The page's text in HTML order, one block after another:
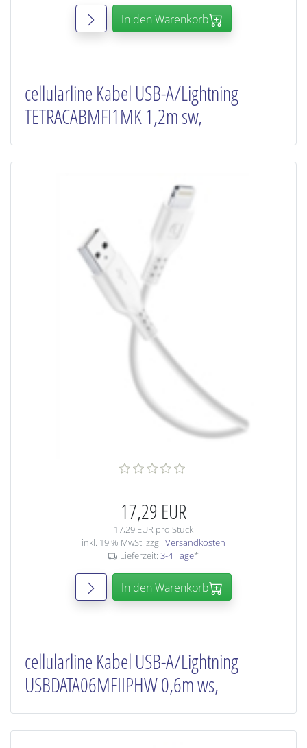
In den Warenkorb
cellularline Kabel USB-A/Lightning
TETRACABMFI1MK 1,2m sw,
17,29 EUR
17,29 EUR pro Stück
inkl. 19 % MwSt. zzgl. Versandkosten
Lieferzeit: 3-4 Tage*
In den Warenkorb
cellularline Kabel USB-A/Lightning
USBDATA06MFIIPHW 0,6m ws,